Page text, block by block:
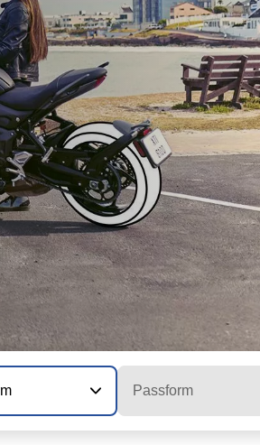
Passform